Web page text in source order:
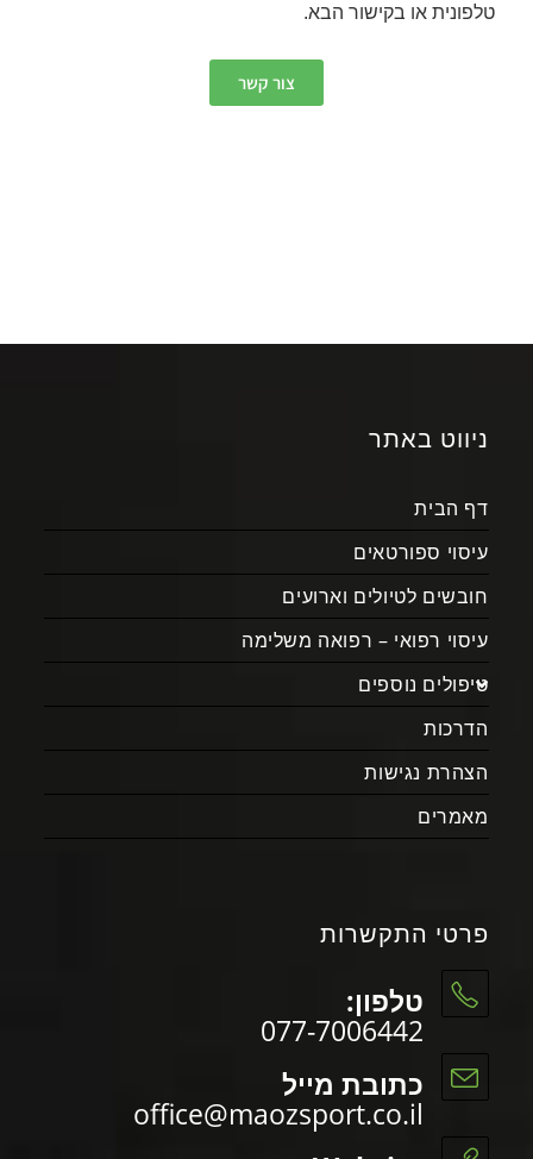
טלפונית או בקישור הבא.
צור קשר
ניווט באתר
דף הבית
עיסוי ספורטאים
חובשים לטיולים וארועים
עיסוי רפואי – רפואה משלימה
טיפולים נוספים
הדרכות
הצהרת נגישות
מאמרים
פרטי התקשרות
טלפון:
077-7006442
כתובת מייל
office@maozsport.co.il